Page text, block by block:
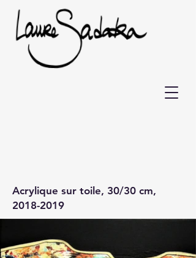
Acrylique sur toile, 30/30 cm,
2018-2019